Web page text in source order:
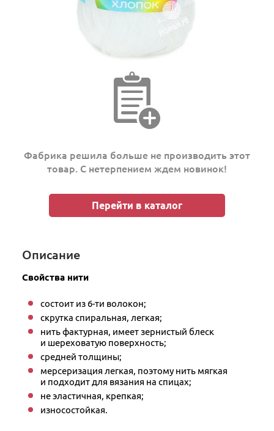
Фабрика решила больше не производить этот
товар. С нетерпением ждем новинок!
Перейти в каталог
Описание
Свойства нити
состоит из 6-ти волокон;
скрутка спиральная, легкая;
нить фактурная, имеет зернистый блеск
и шереховатую поверхность;
средней толщины;
мерсеризация легкая, поэтому нить мягкая
и подходит для вязания на спицах;
не эластичная, крепкая;
износостойкая.